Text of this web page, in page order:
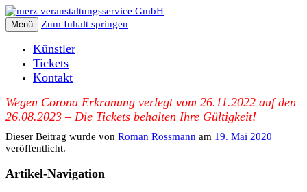
Menü Zum Inhalt springen
Künstler
Tickets
Kontakt
Wegen Corona Erkranung verlegt vom 26.11.2022 auf den
26.08.2023 – Die Tickets behalten Ihre Gültigkeit!
Dieser Beitrag wurde von Roman Rossmann am 19. Mai 2020
veröffentlicht.
Artikel-Navigation